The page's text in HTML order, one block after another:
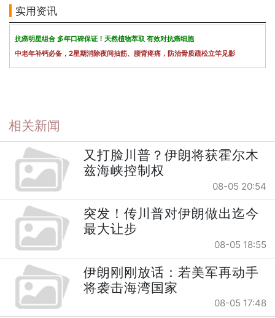
实用资讯
抗癌明星组合 多年口碑保证！天然植物萃取 有效对抗癌细胞
中老年补钙必备，2星期消除夜间抽筋、腰背疼痛，防治骨质疏松立竿见影
相关新闻
又打脸川普？伊朗将获霍尔木
兹海峡控制权
08-05 20:54
突发！传川普对伊朗做出迄今
最大让步
08-05 18:55
伊朗刚刚放话：若美军再动手
将袭击海湾国家
08-05 17:48